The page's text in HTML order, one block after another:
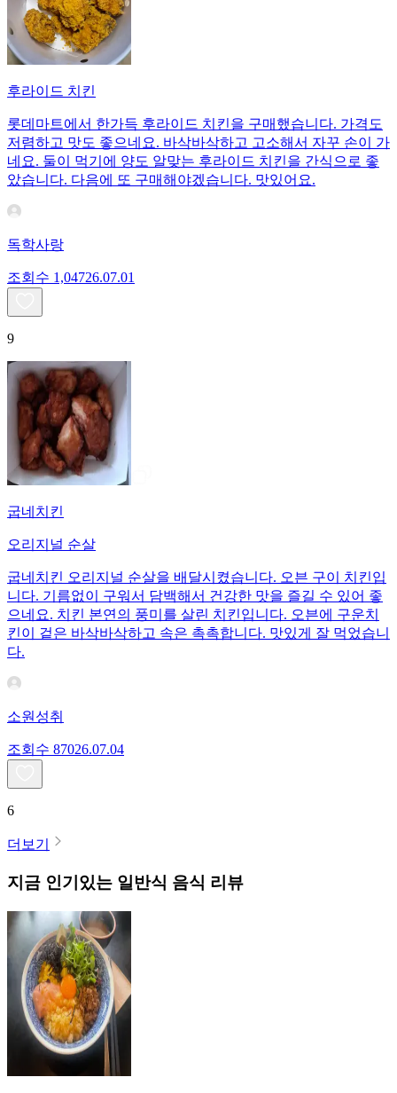
후라이드 치킨
롯데마트에서 한가득 후라이드 치킨을 구매했습니다. 가격도
저렴하고 맛도 좋으네요. 바삭바삭하고 고소해서 자꾸 손이 가
네요. 둘이 먹기에 양도 알맞는 후라이드 치킨을 간식으로 좋
았습니다. 다음에 또 구매해야겠습니다. 맛있어요.
독학사랑
조회수 1,04726.07.01
9
굽네치킨
오리지널 순살
굽네치킨 오리지널 순살을 배달시켰습니다. 오븐 구이 치킨입
니다. 기름없이 구워서 담백해서 건강한 맛을 즐길 수 있어 좋
으네요. 치킨 본연의 풍미를 살린 치킨입니다. 오븐에 구운치
킨이 겉은 바삭바삭하고 속은 촉촉합니다. 맛있게 잘 먹었습니
다.
소원성취
조회수 87026.07.04
6
더보기
지금 인기있는 일반식 음식 리뷰